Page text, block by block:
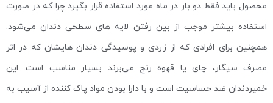
محصول باید فقط دو بار در ماه مورد استفاده قرار بگیرد چرا که در صورت
استفاده بیشتر موجب از بین رفتن لایه های سطحی دندان می‌شود.
همچنین برای افرادی که از زردی و پوسیدگی دندان هایشان که در اثر
مصرف سیگار، چای یا قهوه رنج می‌برند‌‌‎ بسیار مناسب است. این
خمیردندان ضد حساسیت است و با دارا بودن مواد پاک کننده از آسیب به